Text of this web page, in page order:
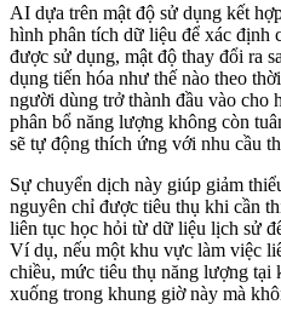
AI dựa trên mật độ sử dụng kết
hình phân tích dữ liệu để xác định
được sử dụng, mật độ thay đổi ra
dụng tiến hóa như thế nào theo
người dùng trở thành đầu vào cho
phân bổ năng lượng không còn
sẽ tự động thích ứng với nhu cầu
Sự chuyển dịch này giúp giảm
nguyên chỉ được tiêu thụ khi cần
liên tục học hỏi từ dữ liệu lịch sử
Ví dụ, nếu một khu vực làm việc
chiều, mức tiêu thụ năng lượng
xuống trong khung giờ này mà